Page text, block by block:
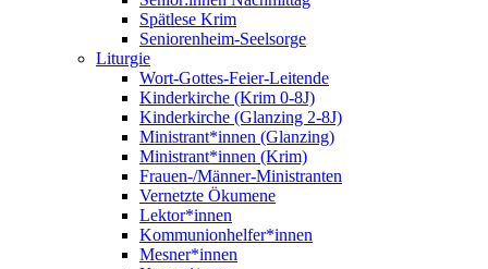
Spätlese Krim
Seniorenheim-Seelsorge
Liturgie
Wort-Gottes-Feier-Leitende
Kinderkirche (Krim 0-8J)
Kinderkirche (Glanzing 2-8J)
Ministrant*innen (Glanzing)
Ministrant*innen (Krim)
Frauen-/Männer-Ministranten
Vernetzte Ökumene
Lektor*innen
Kommunionhelfer*innen
Mesner*innen